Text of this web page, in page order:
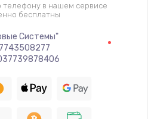
телефону в нашем сервисе
бесплатны
Системы"